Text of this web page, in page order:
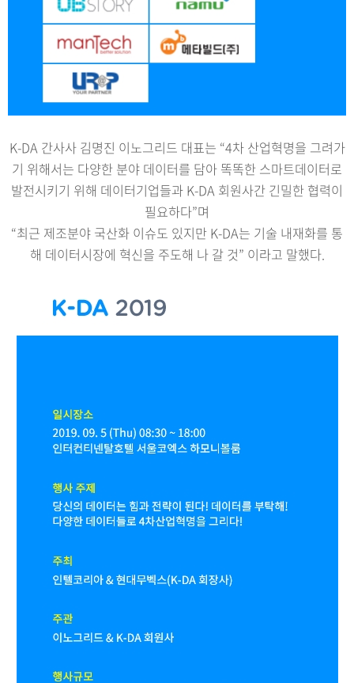
K-DA 간사사 김명진 이노그리드 대표는 “4차 산업혁명을 그려가
기 위해서는 다양한 분야 데이터를 담아 똑똑한 스마트데이터로
발전시키기 위해 데이터기업들과 K-DA 회원사간 긴밀한 협력이
필요하다”며
“최근 제조분야 국산화 이슈도 있지만 K-DA는 기술 내재화를 통
해 데이터시장에 혁신을 주도해 나 갈 것” 이라고 말했다.